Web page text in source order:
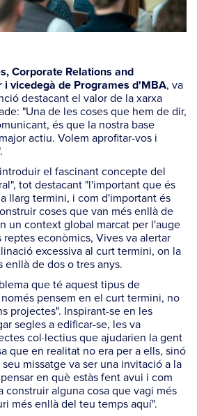
Corporate Relations and
i vicedegà de Programes d'MBA, va
destacant el valor de la xarxa
"Una de les coses que hem de dir,
és que la nostra base
actiu. Volem aprofitar-vos i
el fascinant concepte del
tot destacant "l'important que és
llarg termini, i com d'important és
coses que van més enllà de
un context global marcat per l'auge
reptes econòmics, Vives va alertar
excessiva al curt termini, on la
enllà de dos o tres anys.
que té aquest tipus de
pensem en el curt termini, no
projectes". Inspirant-se en les
segles a edificar-se, les va
col·lectius que ajudarien la gent
que en realitat no era per a ells, sinó
missatge va ser una invitació a la
en què estàs fent avui i com
construir alguna cosa que vagi més
més enllà del teu temps aquí".